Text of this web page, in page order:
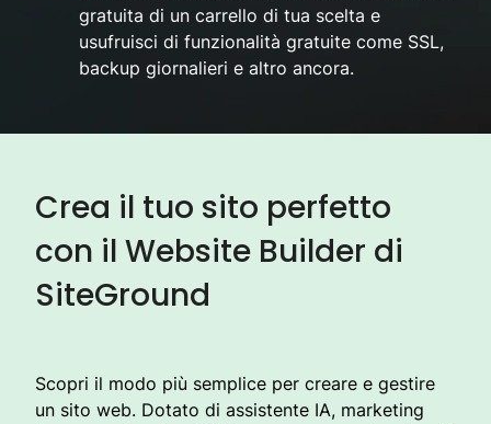
gratuita di un carrello di tua scelta e
usufruisci di funzionalità gratuite come SSL,
backup giornalieri e altro ancora.
Crea il tuo sito perfetto
con il Website Builder di
SiteGround
Scopri il modo più semplice per creare e gestire
un sito web. Dotato di assistente IA, marketing